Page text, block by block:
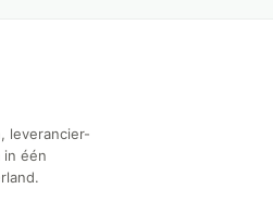
leverancier-
in één